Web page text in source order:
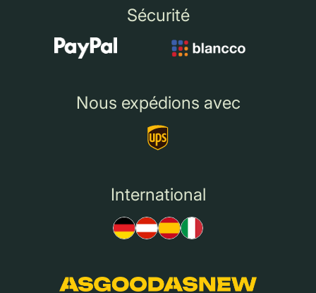
Sécurité
Nous expédions avec
International